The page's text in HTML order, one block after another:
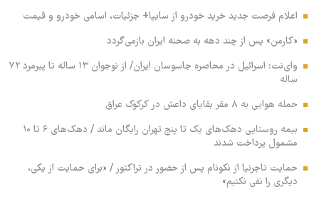
اعلام فرصت جدید خرید خودرو از سایپا+ جزئیات، اسامی خودرو و قیمت
«کارمن» پس از چند دهه به صحنه ایران بازمی‌گردد
وای‌نت: اسرائیل در محاصره جاسوسان ایران/ از نوجوان ۱۳ ساله تا پیرمرد ۷۲
ساله
حمله هوایی به ۸ مقر بقایای داعش در کرکوک عراق
بیمه روستایی دهک‌های یک تا پنج تهران رایگان ماند / دهک‌های ۶ تا ۱۰
مشمول پرداخت شدند
حمایت تاجرنیا از نکونام پس از حضور در تراکتور / «برای حمایت از یکی،
دیگری را نفی نکنیم»